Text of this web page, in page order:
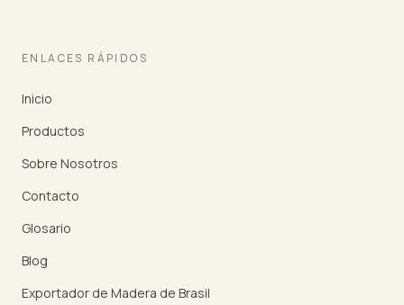
ENLACES RÁPIDOS
Inicio
Productos
Sobre Nosotros
Contacto
Glosario
Blog
Exportador de Madera de Brasil